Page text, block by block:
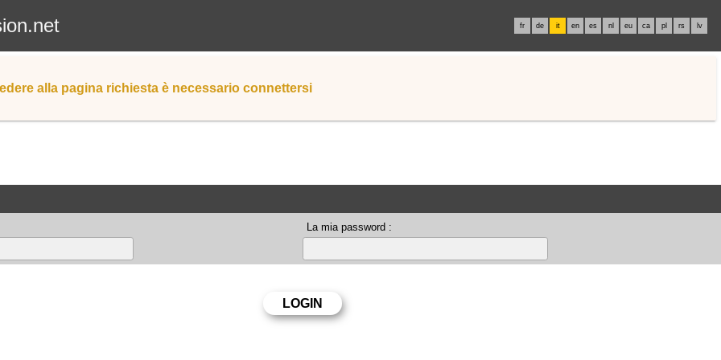
fr de it en es nl eu ca pl rs lv
alla pagina richiesta è necessario connettersi
La mia password :